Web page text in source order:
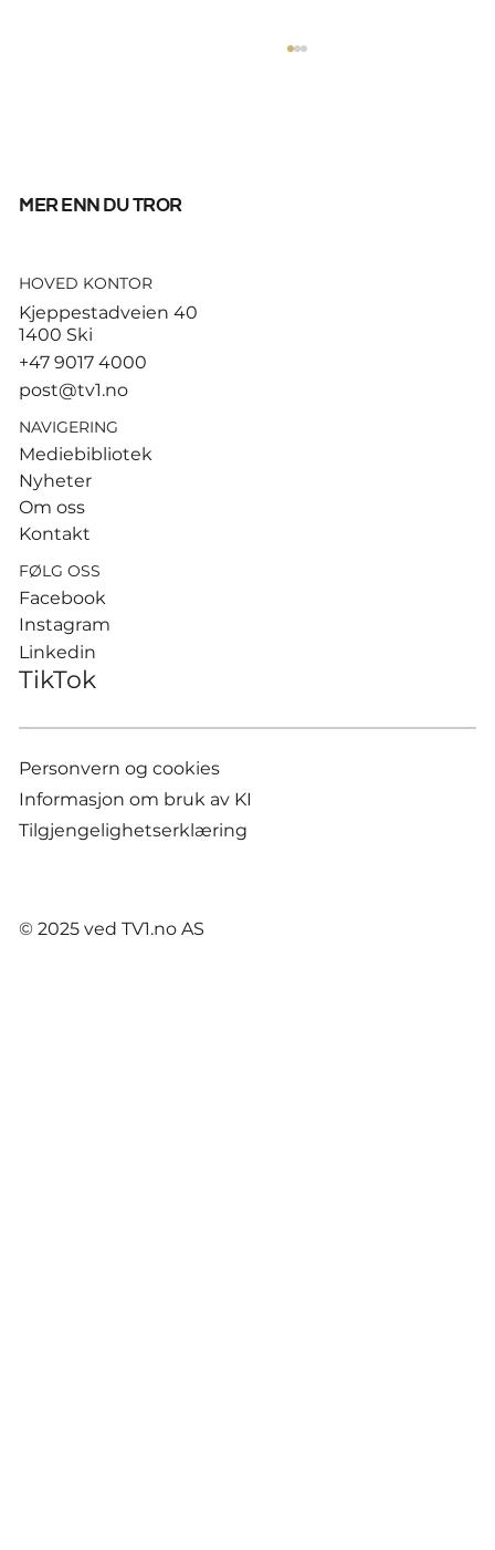
Fifpro med knallhard
presidentens makt
mer enn du tror
HOVED KONTOR
Kjeppestadveien 40
1400 Ski
+47 9017 4000
post@tv1.no
NAVIGERING
Mediebibliotek
Nyheter
Om oss
Kontakt
FØLG OSS
Facebook
Instagram
Linkedin
TikTok
Personvern og cookies
Informasjon om bruk av KI
Tilgjengelighetserklæring
© 2025 ved TV1.no AS